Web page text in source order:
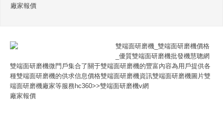
廠家報價
雙端面研磨機_雙端面研磨機價格
_優質雙端面研磨機批發機慧聰網
雙端面研磨機微門戶集合了關于雙端面研磨機的豐富內容為用戶提供各
種雙端面研磨機的供求信息價格雙端面研磨機資訊雙端面研磨機圖片雙
端面研磨機廠家等服務hc360>>雙端面研磨機v網
廠家報價